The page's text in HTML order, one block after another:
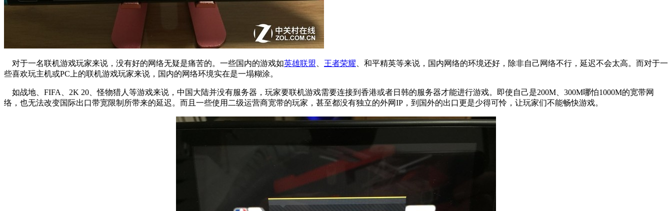
对于一名联机游戏玩家来说，没有好的网络无疑是痛苦的。一些国内的游戏如英雄联盟 王者荣耀 、和平精英等来说，国内网络的环境还好，除非自己网络不行，延迟不会太高。而对于一
些喜欢玩主机或PC上的联机游戏玩家来说，国内的网络环境实在是一塌糊涂。
如战地、FIFA、2K 20、怪物猎人等游戏来说，中国大陆并没有服务器，玩家要联机游戏需要连接到香港或者日韩的服务器才能进行游戏。即使自己是200M、300M哪怕1000M的宽带网
络，也无法改变国际出口带宽限制所带来的延迟。而且一些使用二级运营商宽带的玩家，甚至都没有独立的外网IP，到国外的出口更是少得可怜，让玩家们不能畅快游戏。